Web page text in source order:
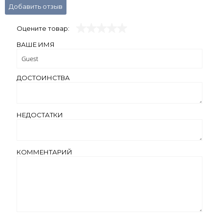
Добавить отзыв
Оцените товар:
ВАШЕ ИМЯ
ДОСТОИНСТВА
НЕДОСТАТКИ
КОММЕНТАРИЙ